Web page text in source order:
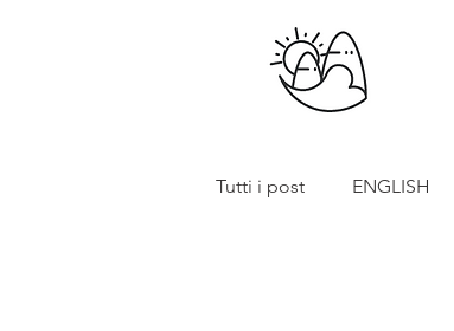
Tutti i post ENGLISH